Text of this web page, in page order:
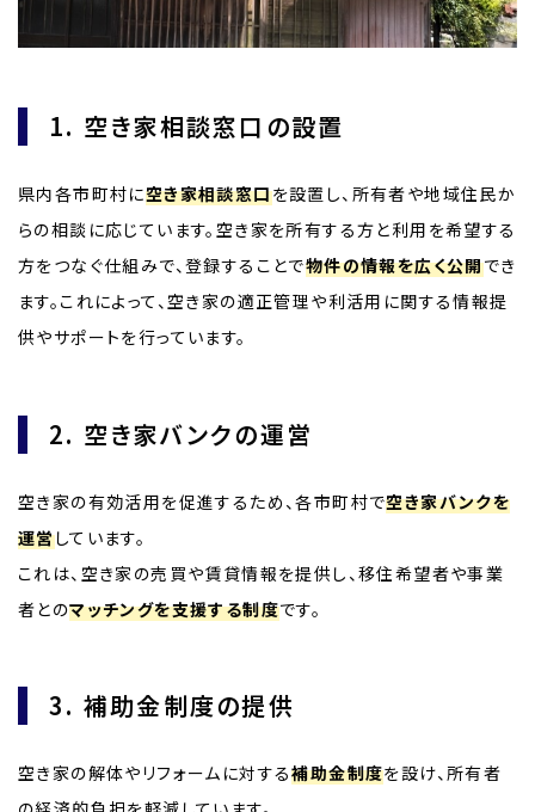
1. 空き家相談窓口の設置
県内各市町村に空き家相談窓口を設置し、所有者や地域住民か
らの相談に応じています。空き家を所有する方と利用を希望する
方をつなぐ仕組みで、登録することで物件の情報を広く公開でき
ます。これによって、空き家の適正管理や利活用に関する情報提
供やサポートを行っています。
2. 空き家バンクの運営
空き家の有効活用を促進するため、各市町村で空き家バンクを
運営しています。
これは、空き家の売買や賃貸情報を提供し、移住希望者や事業
者とのマッチングを支援する制度です。
3. 補助金制度の提供
空き家の解体やリフォームに対する補助金制度を設け、所有者